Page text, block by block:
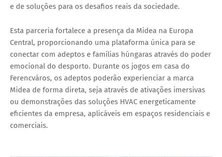
e de soluções para os desafios reais da sociedade.
Esta parceria fortalece a presença da Midea na Europa
Central, proporcionando uma plataforma única para se
conectar com adeptos e famílias húngaras através do poder
emocional do desporto. Durante os jogos em casa do
Ferencváros, os adeptos poderão experienciar a marca
Midea de forma direta, seja através de ativações imersivas
ou demonstrações das soluções HVAC energeticamente
eficientes da empresa, aplicáveis em espaços residenciais e
comerciais.